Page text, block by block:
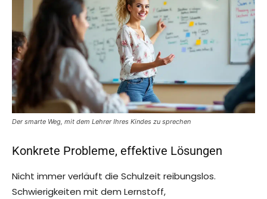
Der smarte Weg, mit dem Lehrer Ihres Kindes zu sprechen
Konkrete Probleme, effektive Lösungen
Nicht immer verläuft die Schulzeit reibungslos.
Schwierigkeiten mit dem Lernstoff,